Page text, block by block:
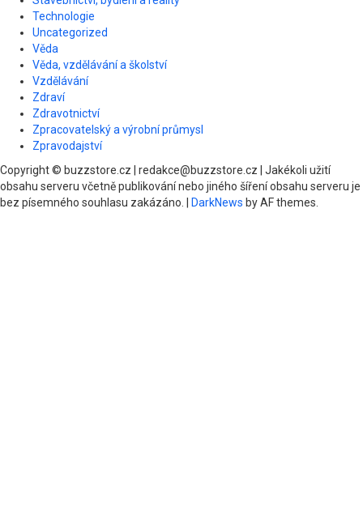
Technologie
Uncategorized
Věda
Věda, vzdělávání a školství
Vzdělávání
Zdraví
Zdravotnictví
Zpracovatelský a výrobní průmysl
Zpravodajství
Copyright © buzzstore.cz | redakce@buzzstore.cz | Jakékoli užití
obsahu serveru včetně publikování nebo jiného šíření obsahu serveru je
bez písemného souhlasu zakázáno.
DarkNews by AF themes.